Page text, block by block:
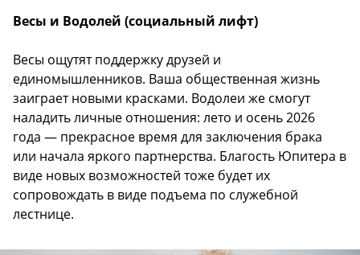
Весы и Водолей (социальный лифт)
Весы ощутят поддержку друзей и
единомышленников. Ваша общественная жизнь
заиграет новыми красками. Водолеи же смогут
наладить личные отношения: лето и осень 2026
года — прекрасное время для заключения брака
или начала яркого партнерства. Благость Юпитера в
виде новых возможностей тоже будет их
сопровождать в виде подъема по служебной
лестнице.